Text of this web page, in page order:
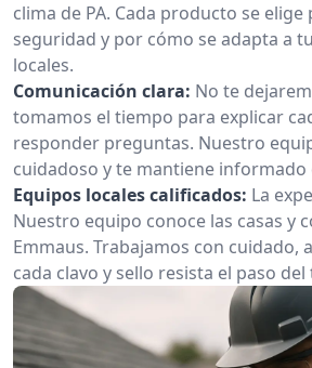
clima de PA. Cada producto se
seguridad y por cómo se adapta a
locales.
Comunicación clara: No te
tomamos el tiempo para explicar
responder preguntas. Nuestro
cuidadoso y te mantiene
Equipos locales calificados: La
Nuestro equipo conoce las casas y
Emmaus. Trabajamos con cuidado,
cada clavo y sello resista el paso